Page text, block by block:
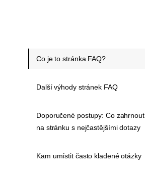
Co je to stránka FAQ?
Další výhody stránek FAQ
Doporučené postupy: Co zahrnout
na stránku s nejčastějšími dotazy
Kam umístit často kladené otázky